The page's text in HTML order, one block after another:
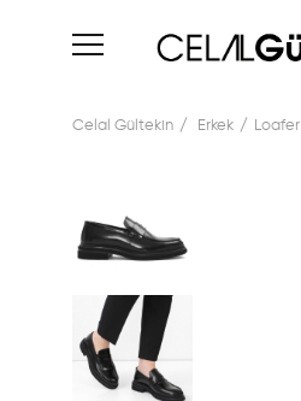
Celal Gültekin Erkek Loafer